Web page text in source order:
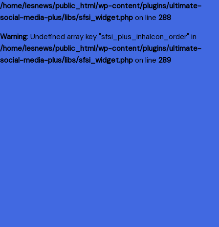
/home/lesnews/public_html/wp-content/plugins/ultimate-
social-media-plus/libs/sfsi_widget.php on line 288
Warning: Undefined array key "sfsi_plus_inhaIcon_order" in
/home/lesnews/public_html/wp-content/plugins/ultimate-
social-media-plus/libs/sfsi_widget.php on line 289